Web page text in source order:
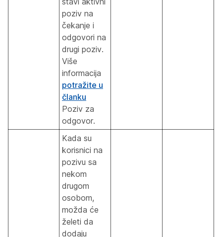
poziv na
čekanje i
odgovori na
drugi poziv.
Više
informacija
potražite u
članku
Poziv za
odgovor.
Kada su
korisnici na
pozivu sa
nekom
drugom
osobom,
možda će
želeti da
dodaju